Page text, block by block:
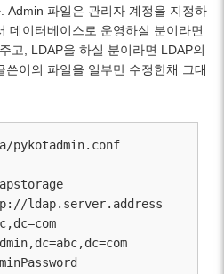
Admin 파일은 관리자 계정을 지정하
데이터베이스로 운영하실 분이라면
고, LDAP을 하실 분이라면 LDAP의
이의 파일을 일부만 수정한채 그대
pykotadmin.conf
ldap.server.address